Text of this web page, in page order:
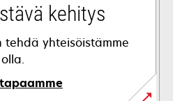
kehitys
tehdä yhteisöistämme